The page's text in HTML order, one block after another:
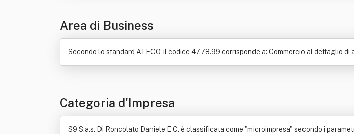
Area di Business
Secondo lo standard ATECO, il codice 47.78.99 corrisponde a: Commercio al dettaglio di
Categoria d'Impresa
S9 S.a.s. Di Roncolato Daniele E C. è classificata come "microimpresa" secondo i